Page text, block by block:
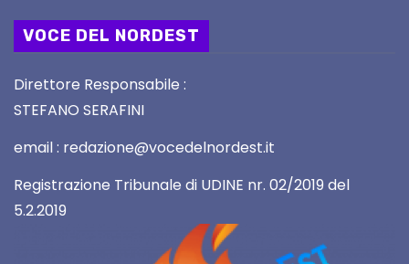
VOCE DEL NORDEST
Direttore Responsabile :
STEFANO SERAFINI
email : redazione@vocedelnordest.it
Registrazione Tribunale di UDINE nr. 02/2019 del
5.2.2019